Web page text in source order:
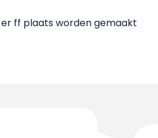
er ff plaats worden gemaakt